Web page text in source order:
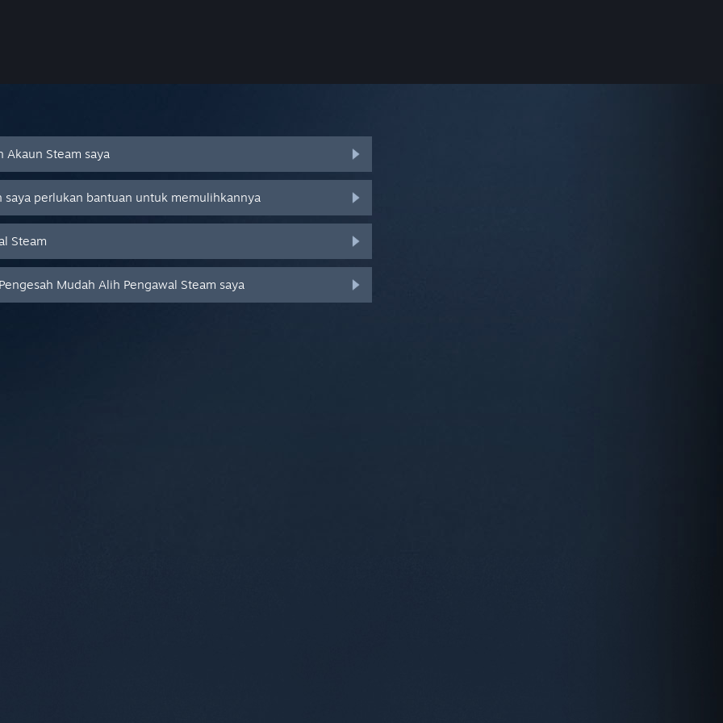
Akaun Steam saya
saya perlukan bantuan untuk memulihkannya
Steam
Mudah Alih Pengawal Steam saya